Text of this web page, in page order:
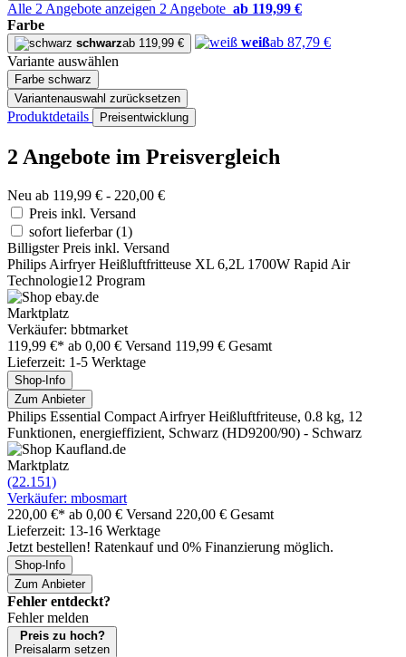
Alle 2 Angebote anzeigen 2 Angebote ab 119,99 €
Farbe
schwarzab 119,99 € weißab 87,79 €
Variante auswählen
Farbe schwarz
Variantenauswahl zurücksetzen
Produktdetails Preisentwicklung
2 Angebote im Preisvergleich
Neu ab 119,99 € - 220,00 €
Preis inkl. Versand
sofort lieferbar(1)
Billigster Preis inkl. Versand
Philips Airfryer Heißluftfritteuse XL 6,2L 1700W Rapid Air
Technologie12 Program
Marktplatz
Verkäufer: bbtmarket
119,99 €* ab 0,00 € Versand 119,99 € Gesamt
Lieferzeit: 1-5 Werktage
Shop-Info
Zum Anbieter
Philips Essential Compact Airfryer Heißluftfriteuse, 0.8 kg, 12
Funktionen, energieffizient, Schwarz (HD9200/90) - Schwarz
Marktplatz
(22.151)
Verkäufer: mbosmart
220,00 €* ab 0,00 € Versand 220,00 € Gesamt
Lieferzeit: 13-16 Werktage
Jetzt bestellen! Ratenkauf und 0% Finanzierung möglich.
Shop-Info
Zum Anbieter
Fehler entdeckt?
Fehler melden
Preis zu hoch?
Preisalarm setzen